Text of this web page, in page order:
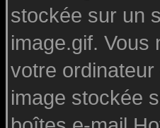
stockée sur un
image.gif.
votre
image stockée